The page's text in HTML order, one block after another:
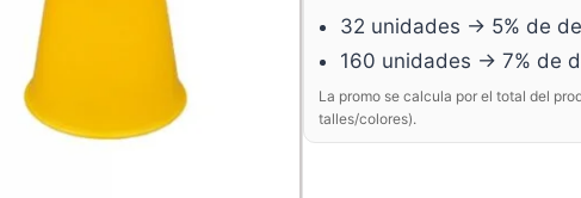
32 unidades → 5% de
160 unidades → 7% de
La promo se calcula por el total del
talles/colores).